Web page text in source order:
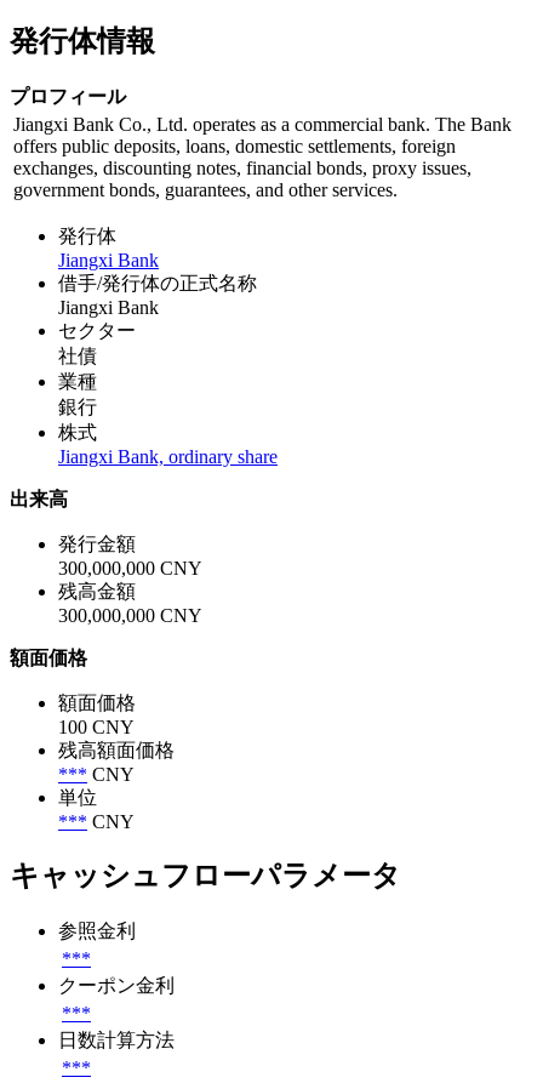
発行体情報
プロフィール
Jiangxi Bank Co., Ltd. operates as a commercial bank. The Bank
offers public deposits, loans, domestic settlements, foreign
exchanges, discounting notes, financial bonds, proxy issues,
government bonds, guarantees, and other services.
発行体
Jiangxi Bank
借手/発行体の正式名称
Jiangxi Bank
セクター
社債
業種
銀行
株式
Jiangxi Bank, ordinary share
出来高
発行金額
300,000,000 CNY
残高金額
300,000,000 CNY
額面価格
額面価格
100 CNY
残高額面価格
*** CNY
単位
*** CNY
キャッシュフローパラメータ
参照金利
***
クーポン金利
***
日数計算方法
***